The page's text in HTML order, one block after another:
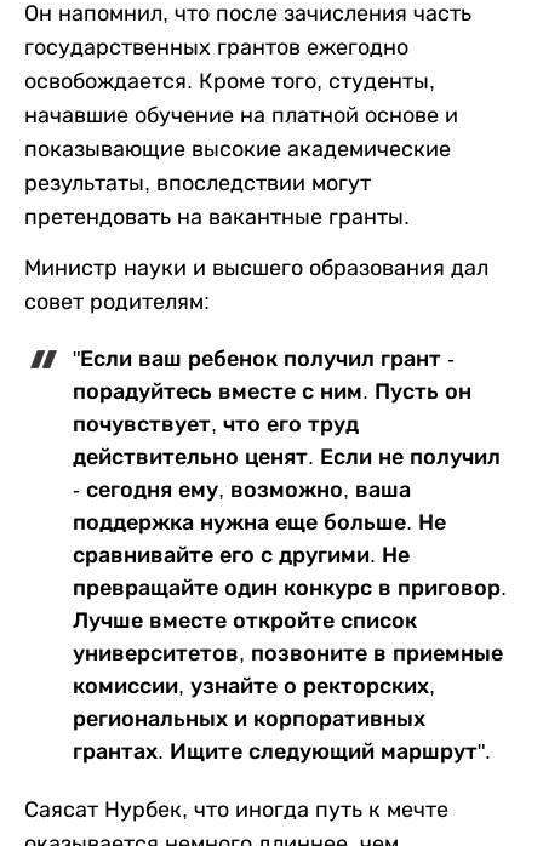
Он напомнил, что после зачисления часть
государственных грантов ежегодно
освобождается. Кроме того, студенты,
начавшие обучение на платной основе и
показывающие высокие академические
результаты, впоследствии могут
претендовать на вакантные гранты.
Министр науки и высшего образования дал
совет родителям:
"Если ваш ребенок получил грант -
порадуйтесь вместе с ним. Пусть он
почувствует, что его труд
действительно ценят. Если не получил
- сегодня ему, возможно, ваша
поддержка нужна еще больше. Не
сравнивайте его с другими. Не
превращайте один конкурс в приговор.
Лучше вместе откройте список
университетов, позвоните в приемные
комиссии, узнайте о ректорских,
региональных и корпоративных
грантах. Ищите следующий маршрут".
Саясат Нурбек, что иногда путь к мечте